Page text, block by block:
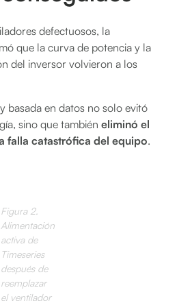
defectuosos, la
que la curva de potencia y la
del inversor volvieron a los
basada en datos no solo evitó
sino que también eliminó el
falla catastrófica del equipo.
Figura 2.
Alimentación
activa de
Timeseries
después de
reemplazar
el ventilador